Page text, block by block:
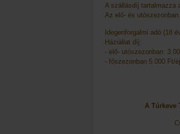
A szállásdíj tartalmazza
Az elő- és
Idegenforgalmi adó (18
Háziállat díj:
- elő- utószezonban:
- főszezonban 5.000 Ft/éj
A Túrkeve